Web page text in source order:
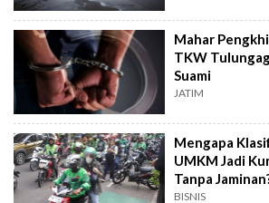
Mahar
TKW
Suami
JATIM
Mengapa
UMKM Jadi
Tanpa
BISNIS